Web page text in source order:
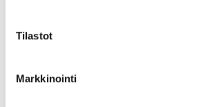
Tilastot
Markkinointi
Crème brûlée 2 x 100 g -
1,69 €